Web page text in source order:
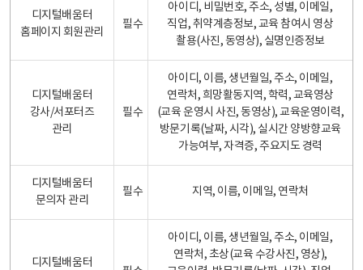
디지털배움터
홈페이지 회원관리
필수
아이디, 비밀번호, 주소, 성별, 이메일,
직업, 취약계층정보, 교육 참여시 영상
촬용(사진, 동영상), 실명인증정보
디지털배움터
강사/서포터즈
관리
필수
아이디, 이름, 생년월일, 주소, 이메일,
연락처, 희망활동지역, 학력, 교육영상
(교육 운영시 사진, 동영상), 교육운영이력,
방문기록(날짜, 시각), 실시간 양방향교육
가능여부, 자격증, 주요지도 경력
디지털배움터
문의자 관리
필수 지역, 이름, 이메일, 연락처
디지털배움터
아이디, 이름, 생년월일, 주소, 이메일,
연락처, 초상(교육 수강사진, 영상),